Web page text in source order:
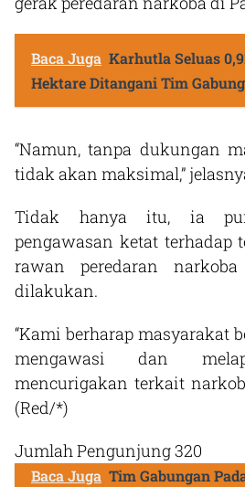
Baca Juga Karhutla Seluas
Hektare Ditangani Tim
“Namun, tanpa dukungan
tidak akan maksimal,”
Tidak hanya itu, ia pun
pengawasan ketat terhadap
rawan peredaran
dilakukan.
“Kami berharap masyarakat
mengawasi dan
mencurigakan terkait
(Red/*)
Jumlah Pengunjung320
Baca Juga Tim Gabungan